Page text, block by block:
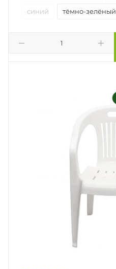
синий тёмно-зелёный